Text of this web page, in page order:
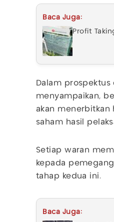
Baca Juga:
Profit
Dalam prospektus
menyampaikan,
akan menerbitkan
saham hasil
Setiap waran
kepada
tahap kedua ini.
Baca Juga: